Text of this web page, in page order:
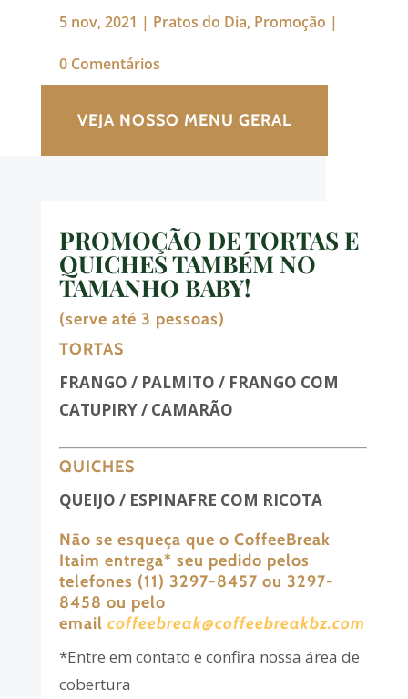
5 nov, 2021 | Pratos do Dia, Promoção |
0 Comentários
VEJA NOSSO MENU GERAL
PROMOÇÃO DE TORTAS E
QUICHES TAMBÉM NO
TAMANHO BABY!
(serve até 3 pessoas)
TORTAS
FRANGO / PALMITO / FRANGO COM
CATUPIRY / CAMARÃO
QUICHES
QUEIJO / ESPINAFRE COM RICOTA
Não se esqueça que o CoffeeBreak
Itaim entrega* seu pedido pelos
telefones (11) 3297-8457 ou 3297-
8458 ou pelo
email coffeebreak@coffeebreakbz.com
*Entre em contato e confira nossa área de
cobertura